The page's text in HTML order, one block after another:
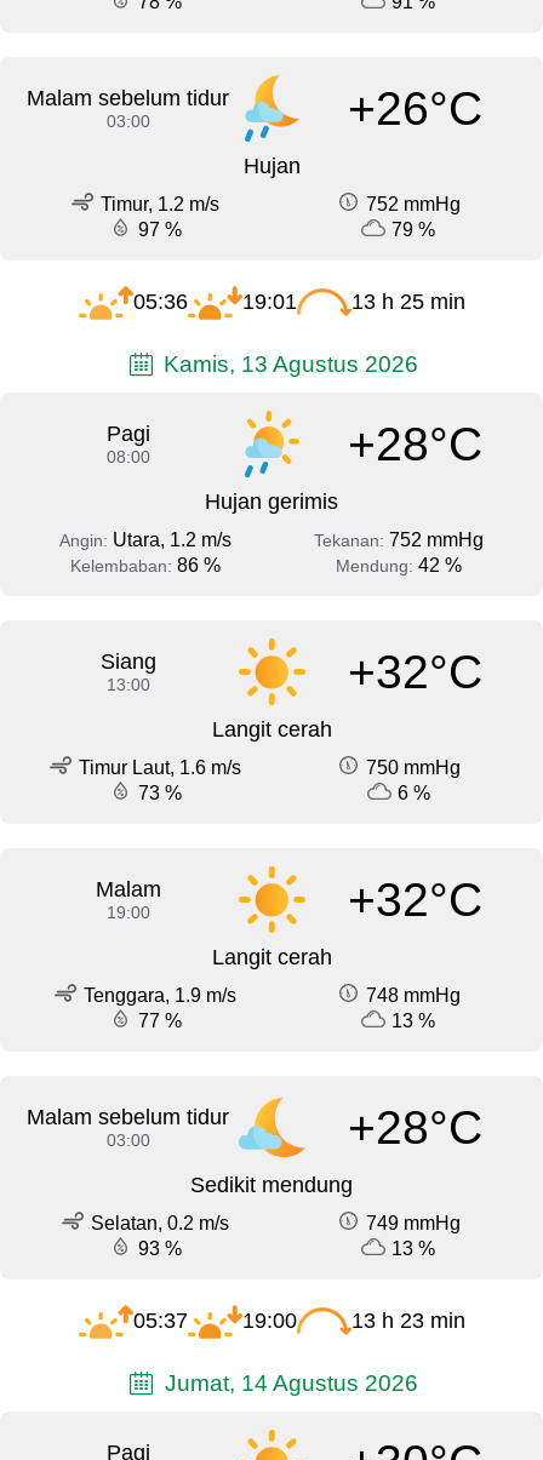
Malam sebelum tidur
03:00 +26°C
Hujan
Timur, 1.2 m/s
752 mmHg
97 %
79 %
05:36 19:01 13 h 25 min
Kamis, 13 Agustus 2026
Pagi
08:00 +28°C
Hujan gerimis
Angin: Utara, 1.2 m/s Tekanan: 752 mmHg
Kelembaban: 86 % Mendung: 42 %
Siang
13:00 +32°C
Langit cerah
Timur Laut, 1.6 m/s
750 mmHg
73 %
6 %
Malam
19:00 +32°C
Langit cerah
Tenggara, 1.9 m/s
748 mmHg
77 %
13 %
Malam sebelum tidur
03:00 +28°C
Sedikit mendung
Selatan, 0.2 m/s
749 mmHg
93 %
13 %
05:37 19:00 13 h 23 min
Jumat, 14 Agustus 2026
Pagi